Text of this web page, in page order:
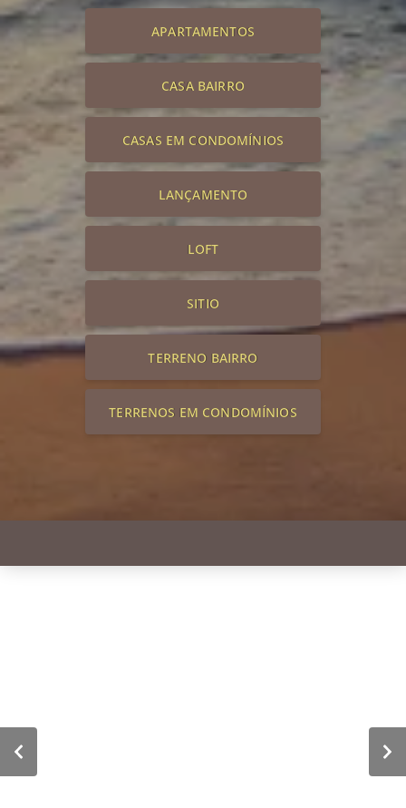
APARTAMENTOS
CASA BAIRRO
CASAS EM CONDOMÍNIOS
LANÇAMENTO
LOFT
SITIO
TERRENO BAIRRO
TERRENOS EM CONDOMÍNIOS